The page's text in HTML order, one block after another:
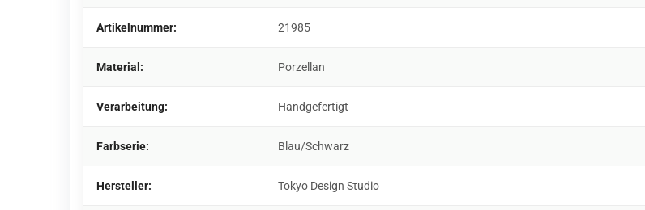
Artikelnummer: 21985
Material: Porzellan
Verarbeitung: Handgefertigt
Farbserie: Blau/Schwarz
Hersteller: Tokyo Design Studio